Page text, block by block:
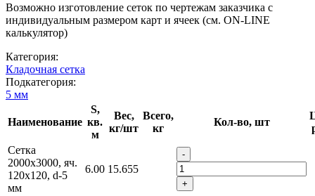
Возможно изготовление сеток по чертежам заказчика с
индивидуальным размером карт и ячеек (см. ON-LINE
калькулятор)
Категория:
Кладочная сетка
Подкатегория:
5 мм
Наименование
S,
кв.
м
Вес,
кг/шт
Всего,
кг
Кол-во, шт
Сетка
2000х3000, яч.
120х120, d-5
мм
6.00 15.655
-
+